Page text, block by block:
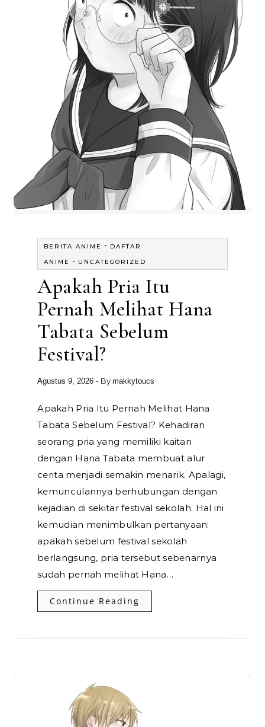
BERITA ANIME - DAFTAR
ANIME
- UNCATEGORIZED
Apakah Pria Itu
Pernah Melihat Hana
Tabata Sebelum
Festival?
Agustus 9, 2026 - Bymakkytoucs
Apakah Pria Itu Pernah Melihat Hana
Tabata Sebelum Festival? Kehadiran
seorang pria yang memiliki kaitan
dengan Hana Tabata membuat alur
cerita menjadi semakin menarik. Apalagi,
kemunculannya berhubungan dengan
kejadian di sekitar festival sekolah. Hal ini
kemudian menimbulkan pertanyaan:
apakah sebelum festival sekolah
berlangsung, pria tersebut sebenarnya
sudah pernah melihat Hana…
Continue Reading